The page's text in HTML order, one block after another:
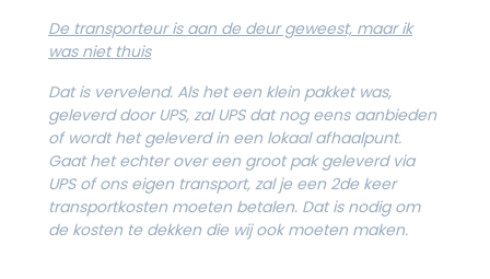
De transporteur is aan de deur geweest, maar ik
was niet thuis
Dat is vervelend. Als het een klein pakket was,
geleverd door UPS, zal UPS dat nog eens aanbieden
of wordt het geleverd in een lokaal afhaalpunt.
Gaat het echter over een groot pak geleverd via
UPS of ons eigen transport, zal je een 2de keer
transportkosten moeten betalen. Dat is nodig om
de kosten te dekken die wij ook moeten maken.